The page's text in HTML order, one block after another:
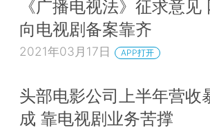
《广播电视法》征求意见
向电视剧备案靠齐
2021年03月17日 APP打开
头部电影公司上半年营收
成 靠电视剧业务苦撑